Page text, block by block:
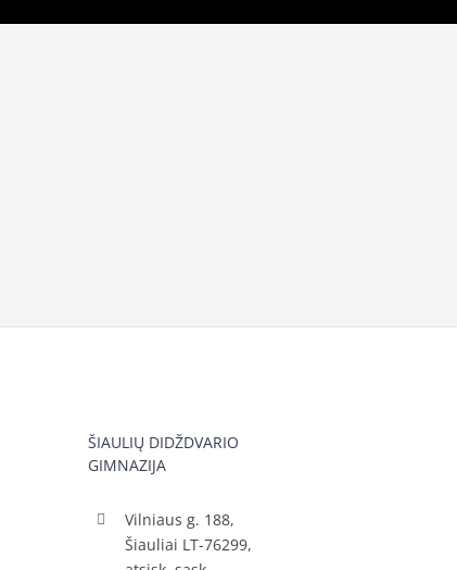
ŠIAULIŲ DIDŽDVARIO
GIMNAZIJA
Vilniaus g. 188,
Šiauliai LT-76299,